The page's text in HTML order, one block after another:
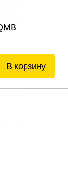
В корзину